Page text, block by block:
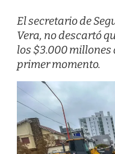
El secretario de
Vera, no descartó
los $3.000 millones
primer momento.